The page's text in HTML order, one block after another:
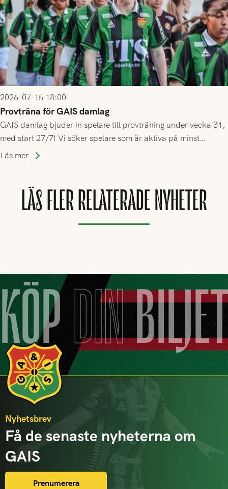
2026-07-15 18:00
Provträna för GAIS damlag
GAIS damlag bjuder in spelare till provträning under vecka 31,
med start 27/7! Vi söker spelare som är aktiva på minst
division 3-nivå.
Läs mer
LÄS FLER RELATERADE NYHETER
KÖPDIN
Nyhetsbrev
Få de senaste nyheterna om
GAIS
Prenumerera